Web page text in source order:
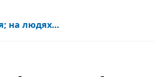
на людях...